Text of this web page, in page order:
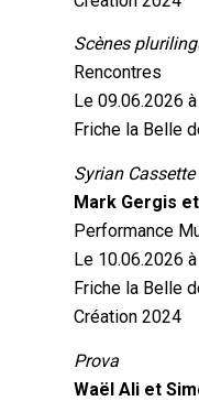
Scènes
Rencontres
Le 09.06.2026
Friche la Belle
Syrian
Mark Gergis
Performance
Le 10.06.2026
Friche la Belle
Création 2024
Prova
Waël Ali et